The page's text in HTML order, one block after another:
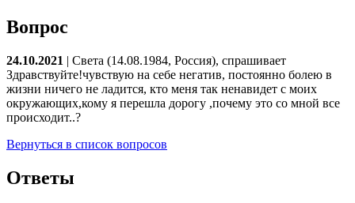
Вопрос
24.10.2021 | Света (14.08.1984, Россия), спрашивает
Здравствуйте!чувствую на себе негатив, постоянно болею в
жизни ничего не ладится, кто меня так ненавидет с моих
окружающих,кому я перешла дорогу ,почему это со мной все
происходит..?
Вернуться в список вопросов
Ответы